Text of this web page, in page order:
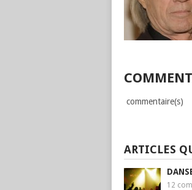
commentaire(s)
ARTICLES
12